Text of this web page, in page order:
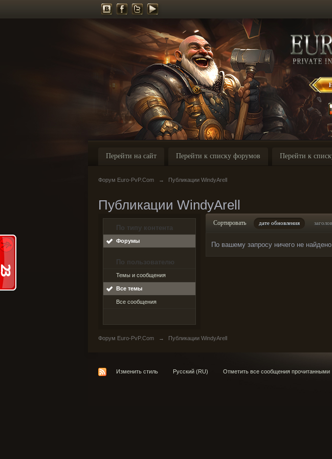
Перейти на сайт Перейти к списку форумов Перейти к
Форум Euro-PvP.Com → Публикации WindyArell
Публикации WindyArell
По типу контента
Форумы
По пользователю
Темы и сообщения
Все темы
Все сообщения
Сортировать дате обновления
По вашему запросу ничего не
Форум Euro-PvP.Com → Публикации WindyArell
Изменить стиль Русский (RU) Отметить все сообщения прочитанными